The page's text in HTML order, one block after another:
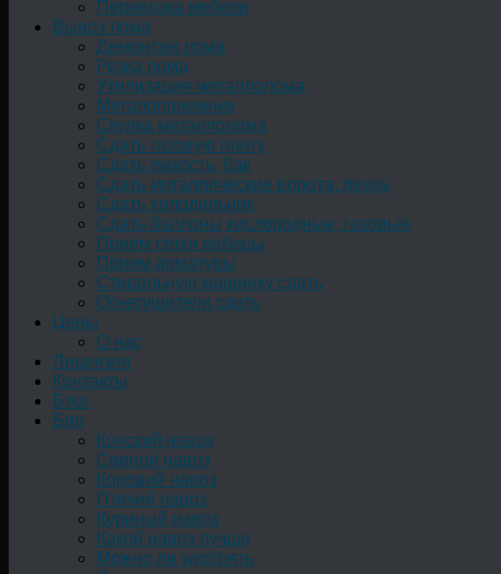
Перевозка мебели
Вывоз лома
Демонтаж лома
Резка лома
Утилизация металлолома
Металоприемник
Скупка металлолома
Сдать газовую плиту
Сдать емкость, бак
Cдать металлические ворота, дверь
Сдать холодильник
Сдать баллоны кислородные, газовые
Прием сетки рабицы
Прием арматуры
Стиральную машинку сдать
Огнетушители сдать
Цены
О нас
Лицензия
Контакты
Блог
Био
Конский навоз
Свиной навоз
Коровий навоз
Птичий навоз
Куриный навоз
Какой навоз лучше
Можно ли удобрять